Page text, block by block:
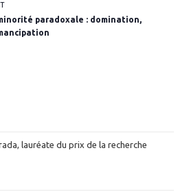
paradoxale : domination,
lauréate du prix de la recherche